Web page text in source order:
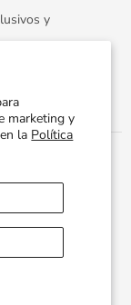
marketing y
la Política
y